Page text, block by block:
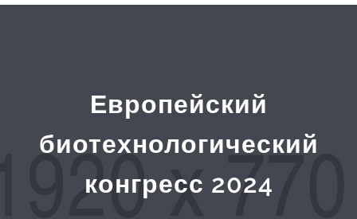
Европейский
биотехнологический
конгресс 2024